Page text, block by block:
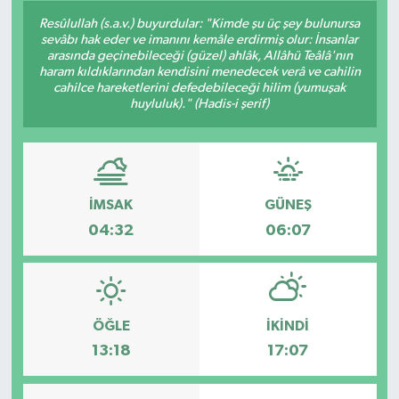
Resûlullah (s.a.v.) buyurdular: "Kimde şu üç şey bulunursa
sevâbı hak eder ve imanını kemâle erdirmiş olur: İnsanlar
arasında geçinebileceği (güzel) ahlâk, Allâhü Teâlâ'nın
haram kıldıklarından kendisini menedecek verâ ve cahilin
cahilce hareketlerini defedebileceği hilim (yumuşak
huyluluk)." (Hadis-i şerif)
İMSAK
04:32
GÜNEŞ
06:07
ÖĞLE
13:18
İKINDI
17:07
GÜNDEM
HABERDE İNSAN
MAGAZİN
MEDYA
ÖZEL HABER
POLİTİKA
SAĞLIK